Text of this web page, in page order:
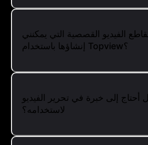
الفيديو القصصية التي يمكنني
إنشاؤها باستخدام Topview؟
أحتاج إلى خبرة في تحرير الفيديو
لاستخدامه؟